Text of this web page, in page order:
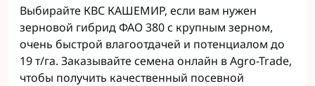
Выбирайте КВС КАШЕМИР, если вам нужен
зерновой гибрид ФАО 380 с крупным зерном,
очень быстрой влагоотдачей и потенциалом до
19 т/га. Заказывайте семена онлайн в Agro-Trade,
чтобы получить качественный посевной